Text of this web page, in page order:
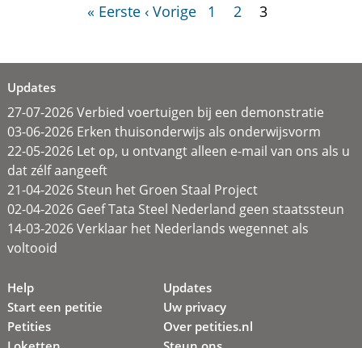
« Eerste ‹ Vorige 1 2 3
Updates
27-07-2026 Verbied voertuigen bij een demonstratie
03-06-2026 Erken thuisonderwijs als onderwijsvorm
22-05-2026 Let op, u ontvangt alleen e-mail van ons als u
dat zélf aangeeft
21-04-2026 Steun het Groen Staal Project
02-04-2026 Geef Tata Steel Nederland geen staatssteun
14-03-2026 Verklaar het Nederlands wegennet als
voltooid
Help
Start een petitie
Petities
Updates
Uw privacy
Over petities.nl